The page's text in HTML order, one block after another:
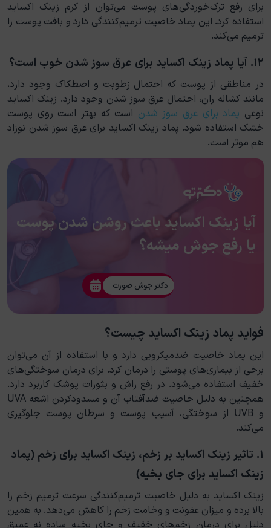
برای رفع ترک‌خوردگی‌های پوست می‌توان از کرم زینک اکساید
استفاده کرد. این پماد خاصیت ترمیم‌کنندگی دارد و بافت پوست را
ترمیم می‌کند.
۱۲. آیا پماد زینک اکساید برای عرق سوز شدن خوب است؟
در مناطقی از پوست که احتمال زطوبت و اصطکاک وجود دارد،
مانند کشاله ران، احتمال عرق سوز شدن وجود دارد. زینک اکساید
نوعی پماد برای عرق سوز شدن است که بهتر است روی پوست
خشک استفاده شود. پماد زینک اکساید برای عرق سوز شدن نوزاد
هم موثر است.
آیا زینک اکساید باعث روشن شدن پوست
یا رفع جوش میشه؟
دکتر جوش صورت
فواید پماد زینک اکساید چیست؟
این پماد خاصیت ضدمیکروبی دارد و با استفاده از آن می‌توان
برخی از بیماری‌های پوستی را درمان کرد. برای درمان سوختگی‌های
خفیف استفاده می‌شود. در رفع راش و بثورات پوشک کاربرد دارد.
همچنین به دلیل خاصیت ضدآفتاب آن و مسدودکردن اشعه UVA
و UVB از سوختگی، آسیب پوست و سرطان پوست جلوگیری
می‌کند.
۱. تاثیر زینک اکساید بر زخم، زینک اکساید برای زخم (پماد
زینک اکساید برای جای بخیه)
زینک اکساید به دلیل خاصیت ترمیم‌کنندگی سرعت ترمیم زخم را
بالا برده و میزان عفونت و وخامت زخم را کاهش می‌دهد. به همین
دلیل برای درمان زخم‌های خفیف و جای بخیه ساده نه عمیق